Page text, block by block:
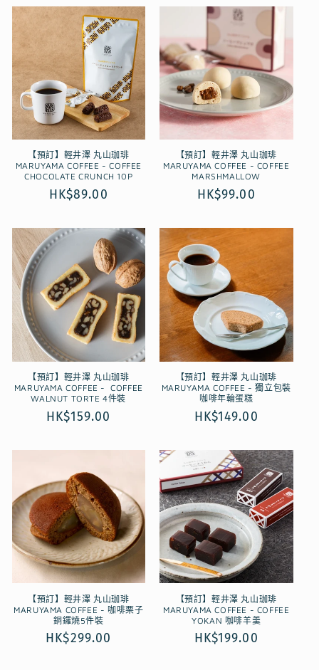
【預訂】輕井澤 丸山珈琲
MARUYAMA COFFEE - COFFEE
CHOCOLATE CRUNCH 10P
定
HK$89.00
【預訂】輕井澤 丸山珈琲
MARUYAMA COFFEE - COFFEE
MARSHMALLOW
定
HK$99.00
【預訂】輕井澤 丸山珈琲
MARUYAMA COFFEE - COFFEE
WALNUT TORTE 4件裝
定
HK$159.00
【預訂】輕井澤 丸山珈琲
MARUYAMA COFFEE - 獨立包裝
咖啡年輪蛋糕
定
HK$149.00
【預訂】輕井澤 丸山珈琲
MARUYAMA COFFEE - 咖啡栗子
銅鑼燒5件裝
定
HK$299.00
【預訂】輕井澤 丸山珈琲
MARUYAMA COFFEE - COFFEE
YOKAN 咖啡羊羹
定
HK$199.00